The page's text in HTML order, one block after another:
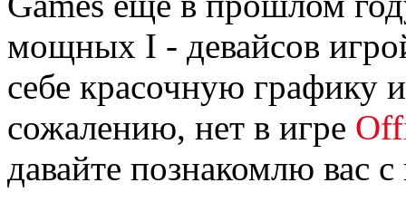
мощных I - девайсов
себе красочную графику
сожалению, нет в игре
давайте познакомлю вас